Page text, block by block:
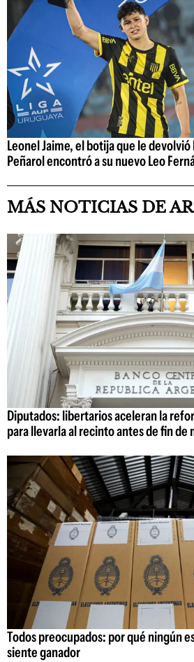
Leonel Jaime, el botija que le
Peñarol encontró a su nuevo Leo
MÁS NOTICIAS DE
Diputados: libertarios aceleran la
para llevarla al recinto antes de fin de
Todos preocupados: por qué ningún
siente ganador